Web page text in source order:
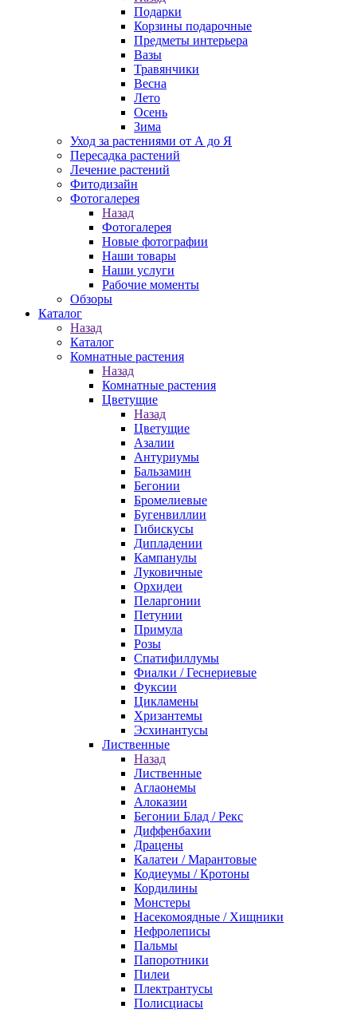
Подарки
Корзины подарочные
Предметы интерьера
Вазы
Травянчики
Весна
Лето
Осень
Зима
Уход за растениями от А до Я
Пересадка растений
Лечение растений
Фитодизайн
Фотогалерея
Назад
Фотогалерея
Новые фотографии
Наши товары
Наши услуги
Рабочие моменты
Обзоры
Каталог
Назад
Каталог
Комнатные растения
Назад
Комнатные растения
Цветущие
Назад
Цветущие
Азалии
Антуриумы
Бальзамин
Бегонии
Бромелиевые
Бугенвиллии
Гибискусы
Дипладении
Кампанулы
Луковичные
Орхидеи
Пеларгонии
Петунии
Примула
Розы
Спатифиллумы
Фиалки / Геснериевые
Фуксии
Цикламены
Хризантемы
Эсхинантусы
Лиственные
Назад
Лиственные
Аглаонемы
Алоказии
Бегонии Блад / Рекс
Диффенбахии
Драцены
Калатеи / Марантовые
Кодиеумы / Кротоны
Кордилины
Монстеры
Насекомоядные / Хищники
Нефролеписы
Пальмы
Папоротники
Пилеи
Плектрантусы
Полисциасы